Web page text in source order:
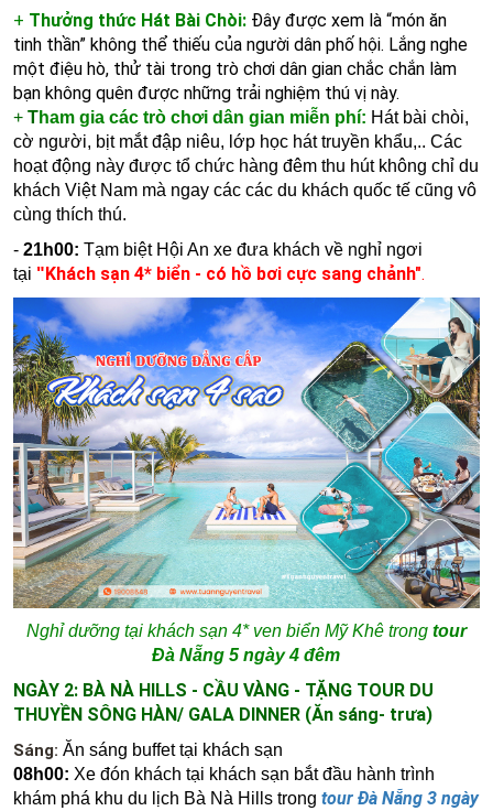
+ Thưởng thức Hát Bài Chòi: Đây được xem là “món ăn
tinh thần” không thể thiếu của người dân phố hội. Lắng nghe
một điệu hò, thử tài trong trò chơi dân gian chắc chắn làm
bạn không quên được những trải nghiệm thú vị này.
+Tham gia các trò chơi dân gian miễn phí: Hát bài chòi,
cờ người, bịt mắt đập niêu, lớp học hát truyền khẩu,.. Các
hoạt động này được tổ chức hàng đêm thu hút không chỉ du
khách Việt Nam mà ngay các các du khách quốc tế cũng vô
cùng thích thú.
-21h00: Tạm biệt Hội An xe đưa khách về nghỉ ngơi
tại " Khách sạn 4* biển - có hồ bơi cực sang chảnh".
Nghỉ dưỡng tại khách sạn 4* ven biển Mỹ Khê trong tour
Đà Nẵng 5 ngày 4 đêm
NGÀY 2: BÀ NÀ HILLS - CẦU VÀNG - TẶNG TOUR DU
THUYỀN SÔNG HÀN/ GALA DINNER (Ăn sáng- trưa)
Sáng: Ăn sáng buffet tại khách sạn
08h00: Xe đón khách tại khách sạn bắt đầu hành trình
khám phá khu du lịch Bà Nà Hillstrongtour Đà Nẵng 3 ngày